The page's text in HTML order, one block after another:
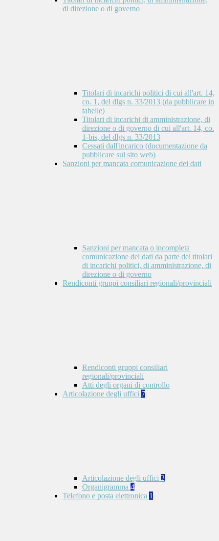
di direzione o di governo
Titolari di incarichi politici di cui all'art. 14,
co. 1, del dlgs n. 33/2013 (da pubblicare in
tabelle)
Titolari di incarichi di amministrazione, di
direzione o di governo di cui all'art. 14, co.
1-bis, del dlgs n. 33/2013
Cessati dall'incarico (documentazione da
pubblicare sul sito web)
Sanzioni per mancata comunicazione dei dati
Sanzioni per mancata o incompleta
comunicazione dei dati da parte dei titolari
di incarichi politici, di amministrazione, di
direzione o di governo
Rendiconti gruppi consiliari regionali/provinciali
Rendiconti gruppi consiliari
regionali/provinciali
Atti degli organi di controllo
Articolazione degli uffici 7
Articolazione degli uffici 2
Organigramma 4
Telefono e posta elettronica 1